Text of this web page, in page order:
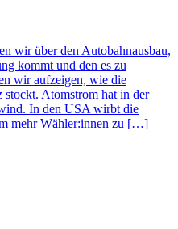
wir über den Autobahnausbau,
kommt und den es zu
wir aufzeigen, wie die
Atomstrom hat in der
In den USA wirbt die
mehr Wähler:innen zu […]